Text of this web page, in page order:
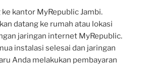
kantor MyRepublic Jambi.
datang ke rumah atau lokasi
jaringan internet MyRepublic.
instalasi selesai dan jaringan
Anda melakukan pembayaran